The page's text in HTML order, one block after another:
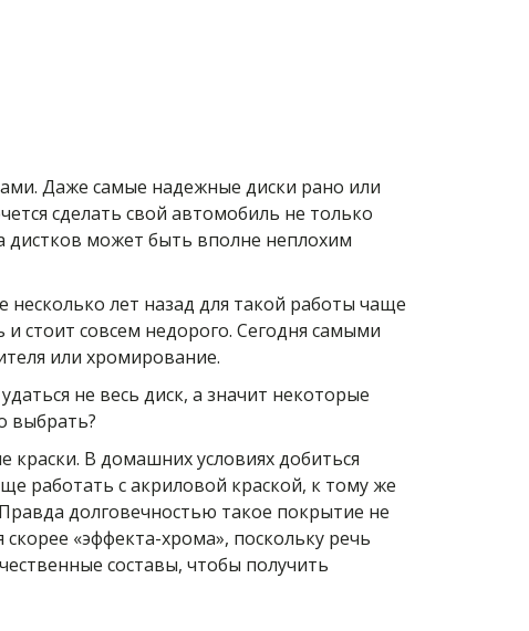
Даже самые надежные диски рано или
сделать свой автомобиль не только
дистков может быть вполне неплохим
несколько лет назад для такой работы чаще
стоит совсем недорого. Сегодня самыми
или хромирование.
не весь диск, а значит некоторые
выбрать?
В домашних условиях добиться
работать с акриловой краской, к тому же
долговечностью такое покрытие не
«эффекта-хрома», поскольку речь
составы, чтобы получить